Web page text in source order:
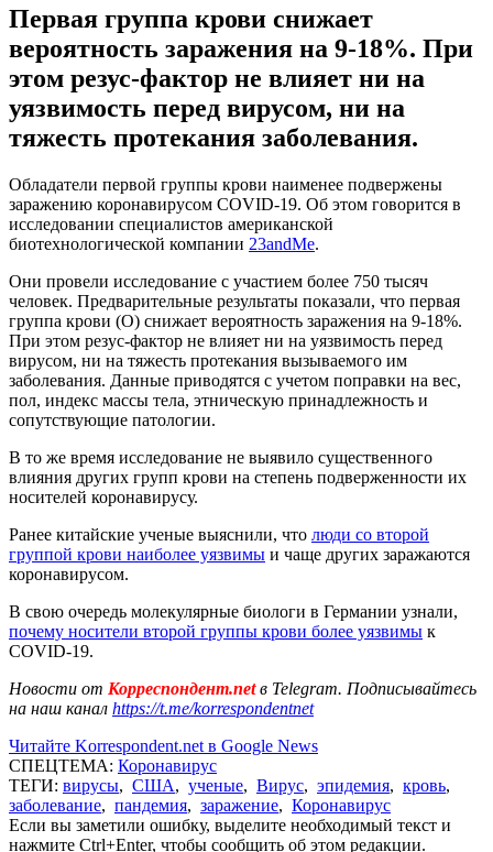
Первая группа крови снижает
вероятность заражения на 9-18%. При
этом резус-фактор не влияет ни на
уязвимость перед вирусом, ни на
тяжесть протекания заболевания.
Обладатели первой группы крови наименее подвержены
заражению коронавирусом COVID-19. Об этом говорится в
исследовании специалистов американской
биотехнологической компании 23andMe.
Они провели исследование с участием более 750 тысяч
человек. Предварительные результаты показали, что первая
группа крови (O) снижает вероятность заражения на 9-18%.
При этом резус-фактор не влияет ни на уязвимость перед
вирусом, ни на тяжесть протекания вызываемого им
заболевания. Данные приводятся с учетом поправки на вес,
пол, индекс массы тела, этническую принадлежность и
сопутствующие патологии.
В то же время исследование не выявило существенного
влияния других групп крови на степень подверженности их
носителей коронавирусу.
Ранее китайские ученые выяснили, что люди со второй
группой крови наиболее уязвимы и чаще других заражаются
коронавирусом.
В свою очередь молекулярные биологи в Германии узнали,
почему носители второй группы крови более уязвимы к
COVID-19.
Новости от Корреспондент.netв Telegram. Подписывайтесь
на наш канал https://t.me/korrespondentnet
Читайте Korrespondent.net в Google News
СПЕЦТЕМА: Коронавирус
ТЕГИ: вирусы, США, ученые, Вирус, эпидемия, кровь,
заболевание, пандемия, заражение, Коронавирус
Если вы заметили ошибку, выделите необходимый текст и
нажмите Ctrl+Enter, чтобы сообщить об этом редакции.